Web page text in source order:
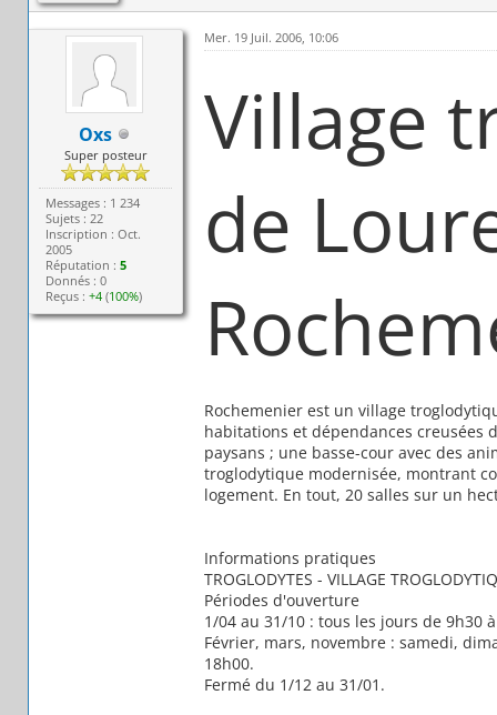
Oxs
Super posteur
Messages : 1 234
Sujets : 22
Inscription : Oct.
2005
Réputation :5
Donnés : 0
Reçus :+4 (100%)
Mer. 19 Juil. 2006, 10:06
Village
de
Rochemenier est un village
habitations et dépendances creusées
paysans ; une basse-cour avec des
troglodytique modernisée, montrant
logement. En tout, 20 salles sur un
Informations pratiques
TROGLODYTES - VILLAGE
Périodes d'ouverture
1/04 au 31/10 : tous les jours de 9h30
Février, mars, novembre : samedi,
18h00.
Fermé du 1/12 au 31/01.